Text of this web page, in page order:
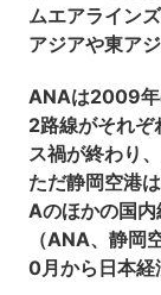
ムエアライン
アジアや東ア
ANAは2009年
2路線がそれぞ
ス禍が終わり
ただ静岡空港
Aのほかの国内
（ANA、静岡
0月から日本経